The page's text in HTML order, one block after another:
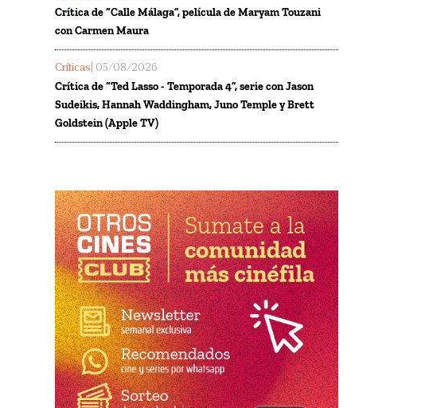
Crítica de “Calle Málaga”, película de Maryam Touzani
con Carmen Maura
Críticas | 05/08/2026
Crítica de “Ted Lasso - Temporada 4”, serie con Jason
Sudeikis, Hannah Waddingham, Juno Temple y Brett
Goldstein (Apple TV)